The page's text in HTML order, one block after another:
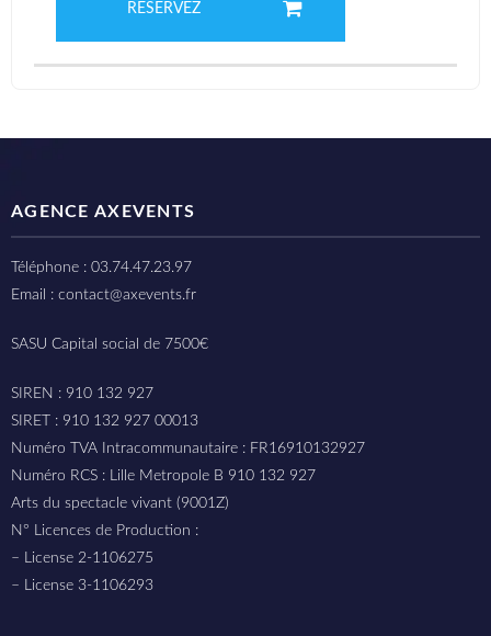
RÉSERVEZ
AGENCE AXEVENTS
Téléphone : 03.74.47.23.97
Email : contact@axevents.fr
SASU Capital social de 7500€
SIREN : 910 132 927
SIRET : 910 132 927 00013
Numéro TVA Intracommunautaire : FR16910132927
Numéro RCS : Lille Metropole B 910 132 927
Arts du spectacle vivant (9001Z)
N° Licences de Production :
– License 2-1106275
– License 3-1106293